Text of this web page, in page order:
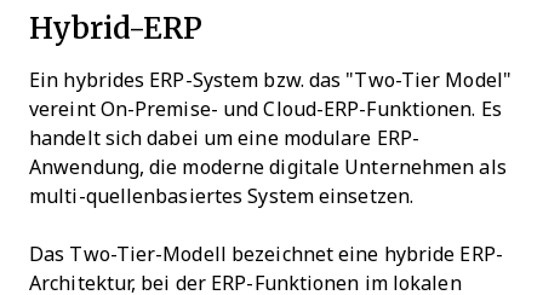
Hybrid-ERP
Ein hybrides ERP-System bzw. das "Two-Tier Model"
vereint On-Premise- und Cloud-ERP-Funktionen. Es
handelt sich dabei um eine modulare ERP-
Anwendung, die moderne digitale Unternehmen als
multi-quellenbasiertes System einsetzen.
Das Two-Tier-Modell bezeichnet eine hybride ERP-
Architektur, bei der ERP-Funktionen im lokalen